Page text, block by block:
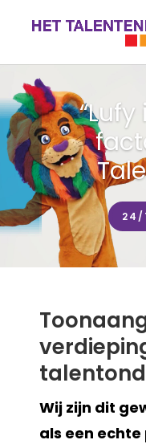
beste
goed
24/
Wij zijn dit
als een